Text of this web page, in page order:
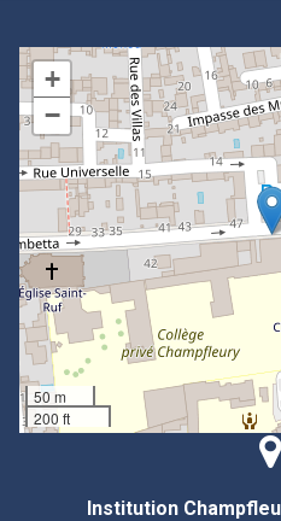
+
−
50 m
200 ft
Institution